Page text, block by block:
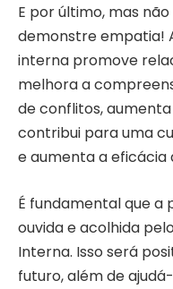
E por último, mas
demonstre empatia!
interna promove
melhora a
de conflitos,
contribui para uma
e aumenta a eficácia
É fundamental que a
ouvida e acolhida
Interna. Isso será
futuro, além de